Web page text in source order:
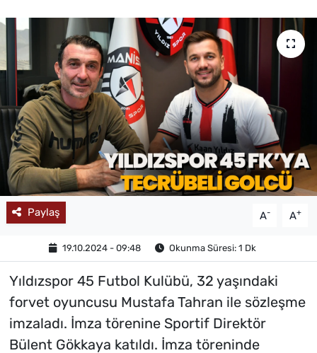
Paylaş A- A+
19.10.2024 - 09:48 Okunma Süresi: 1 Dk
Yıldızspor 45 Futbol Kulübü, 32 yaşındaki
forvet oyuncusu Mustafa Tahran ile sözleşme
imzaladı. İmza törenine Sportif Direktör
Bülent Gökkaya katıldı. İmza töreninde
MAGAZİN